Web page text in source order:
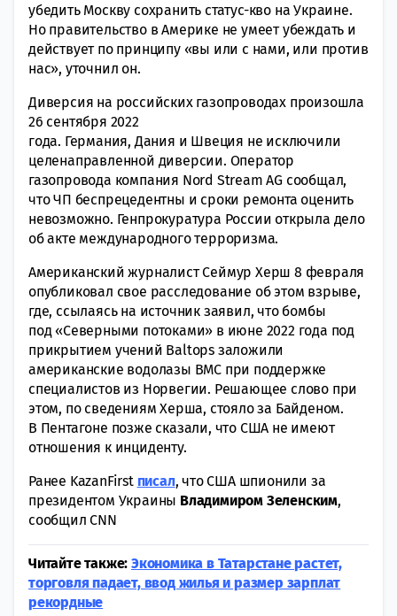
убедить Москву сохранить статус-кво на Украине.
Но правительство в Америке не умеет убеждать и
действует по принципу «вы или с нами, или против
нас», уточнил он.
Диверсия на российских газопроводах произошла
26 сентября 2022
года. Германия, Дания и Швеция не исключили
целенаправленной диверсии. Оператор
газопровода компания Nord Stream AG сообщал,
что ЧП беспрецедентны и сроки ремонта оценить
невозможно. Генпрокуратура России открыла дело
об акте международного терроризма.
Американский журналист Сеймур Херш 8 февраля
опубликовал свое расследование об этом взрыве,
где, ссылаясь на источник заявил, что бомбы
под «Северными потоками» в июне 2022 года под
прикрытием учений Baltops заложили
американские водолазы ВМС при поддержке
специалистов из Норвегии. Решающее слово при
этом, по сведениям Херша, стояло за Байденом.
В Пентагоне позже сказали, что США не имеют
отношения к инциденту.
Ранее KazanFirst писал, что США шпионили за
президентом Украины Владимиром Зеленским,
сообщил CNN
Читайте также: Экономика в Татарстане растет,
торговля падает, ввод жилья и размер зарплат
рекордные